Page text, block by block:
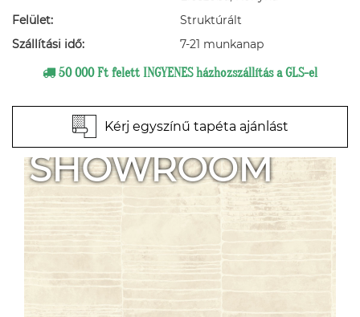
Felület:
Struktúrált
Szállítási idő:
7-21 munkanap
50 000 Ft felett INGYENES házhozszállítás a GLS-el
Kérj egyszínű tapéta ajánlást
SHOWROOM